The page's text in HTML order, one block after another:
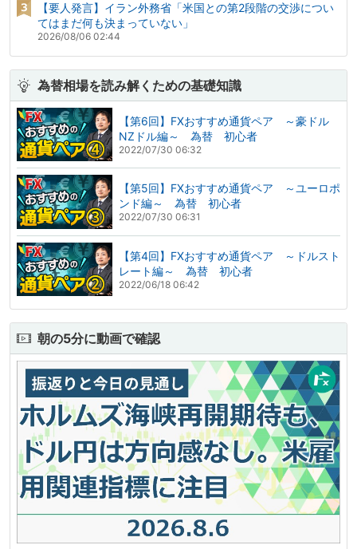
【要人発言】イラン外務省「米国との第2段階の交渉につい
てはまだ何も決まっていない」
2026/08/06 02:44
為替相場を読み解くための基礎知識
【第6回】FXおすすめ通貨ペア ～豪ドル
NZドル編～ 為替 初心者
2022/07/30 06:32
【第5回】FXおすすめ通貨ペア ～ユーロポ
ンド編～ 為替 初心者
2022/07/30 06:31
【第4回】FXおすすめ通貨ペア ～ドルスト
レート編～ 為替 初心者
2022/06/18 06:42
朝の5分に動画で確認